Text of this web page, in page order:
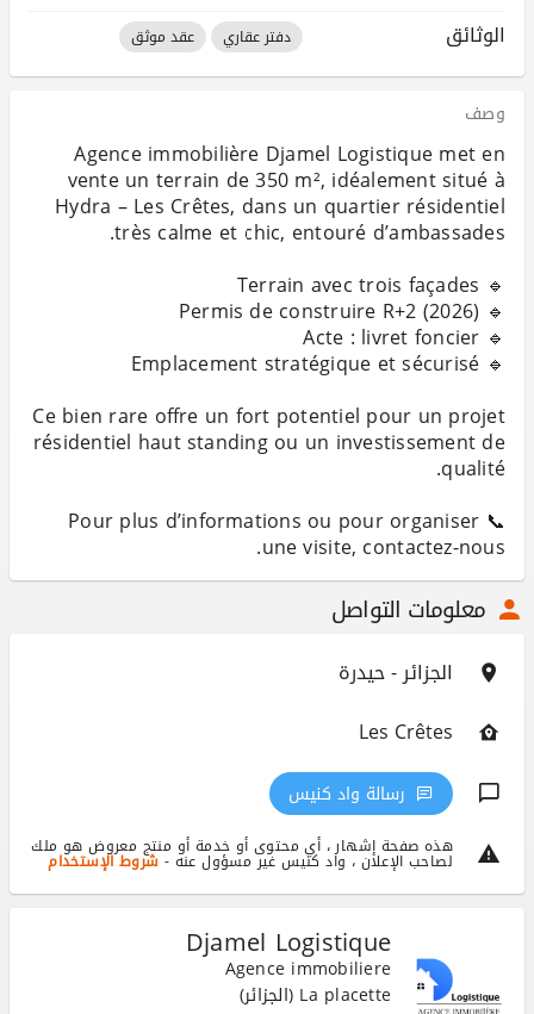
الوثائق دفتر عقاري عقد موثق
وصف
Agence immobilière Djamel Logistique met en
vente un terrain de 350 m², idéalement situé à
Hydra – Les Crêtes, dans un quartier résidentiel
🔹 Acte : livret foncier
Ce bien rare offre un fort potentiel pour un projet
résidentiel haut standing ou un investissement de
📞 Pour plus d’informations ou pour organiser
une visite, contactez-nous.
معلومات التواصل
الجزائر - حيدرة
Les Crêtes
رسالة واد كنيس
هذه صفحة إشهار ، أي محتوى أو خدمة أو منتج معروض هو ملك
لصاحب الإعلان ، واد كنيس غير مسؤول عنه - شروط الإستخدام
Djamel Logistique
Agence immobiliere
La placette (الجزائر)